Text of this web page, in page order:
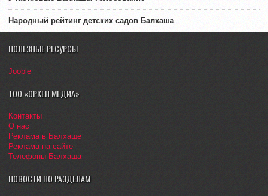
Народный рейтинг детских садов Балхаша
ПОЛЕЗНЫЕ РЕСУРСЫ
Jooble
ТОО «ОРКЕН МЕДИА»
Контакты
О нас
Реклама в Балхаше
Реклама на сайте
Телефоны Балхаша
НОВОСТИ ПО РАЗДЕЛАМ